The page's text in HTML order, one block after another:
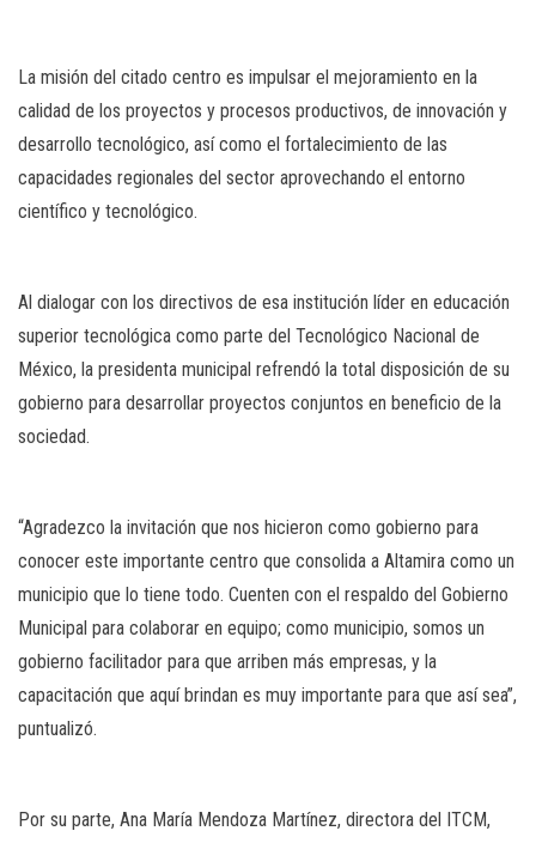
La misión del citado centro es impulsar el mejoramiento en la
calidad de los proyectos y procesos productivos, de innovación y
desarrollo tecnológico, así como el fortalecimiento de las
capacidades regionales del sector aprovechando el entorno
científico y tecnológico.
Al dialogar con los directivos de esa institución líder en educación
superior tecnológica como parte del Tecnológico Nacional de
México, la presidenta municipal refrendó la total disposición de su
gobierno para desarrollar proyectos conjuntos en beneficio de la
sociedad.
“Agradezco la invitación que nos hicieron como gobierno para
conocer este importante centro que consolida a Altamira como un
municipio que lo tiene todo. Cuenten con el respaldo del Gobierno
Municipal para colaborar en equipo; como municipio, somos un
gobierno facilitador para que arriben más empresas, y la
capacitación que aquí brindan es muy importante para que así sea”,
puntualizó.
Por su parte, Ana María Mendoza Martínez, directora del ITCM,